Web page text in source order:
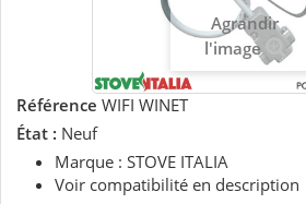
Agrandir
l'image
Référence WIFI WINET
État : Neuf
Marque : STOVE ITALIA
Voir compatibilité en description